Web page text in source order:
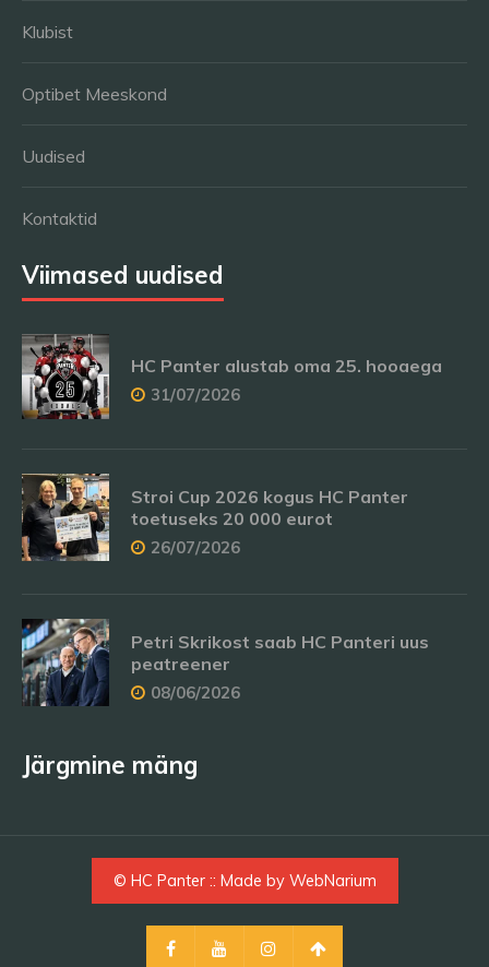
Klubist
Optibet Meeskond
Uudised
Kontaktid
Viimased uudised
HC Panter alustab oma 25. hooaega
31/07/2026
Stroi Cup 2026 kogus HC Panter
toetuseks 20 000 eurot
26/07/2026
Petri Skrikost saab HC Panteri uus
peatreener
08/06/2026
Järgmine mäng
© HC Panter :: Made by WebNarium